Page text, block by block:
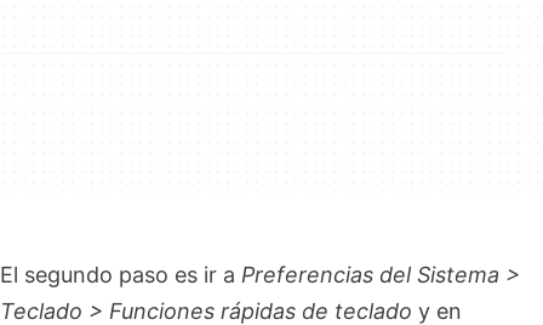
El segundo paso es ir a Preferencias del Sistema >
Teclado > Funciones rápidas de teclado y en